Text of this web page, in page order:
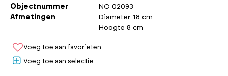
Objectnummer
NO 02093
Afmetingen
Diameter 18 cm
Hoogte 8 cm
Voeg toe aan favorieten
Voeg toe aan selectie